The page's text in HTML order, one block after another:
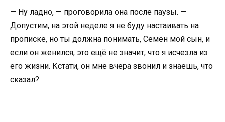
— Ну ладно, — проговорила она после паузы. —
Допустим, на этой неделе я не буду настаивать на
прописке, но ты должна понимать, Семён мой сын, и
если он женился, это ещё не значит, что я исчезла из
его жизни. Кстати, он мне вчера звонил и знаешь, что
сказал?